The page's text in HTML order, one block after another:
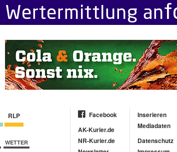
RLP
WETTER
Facebook
AK-Kurier.de
NR-Kurier.de
Inserieren
Mediadaten
Datenschutz